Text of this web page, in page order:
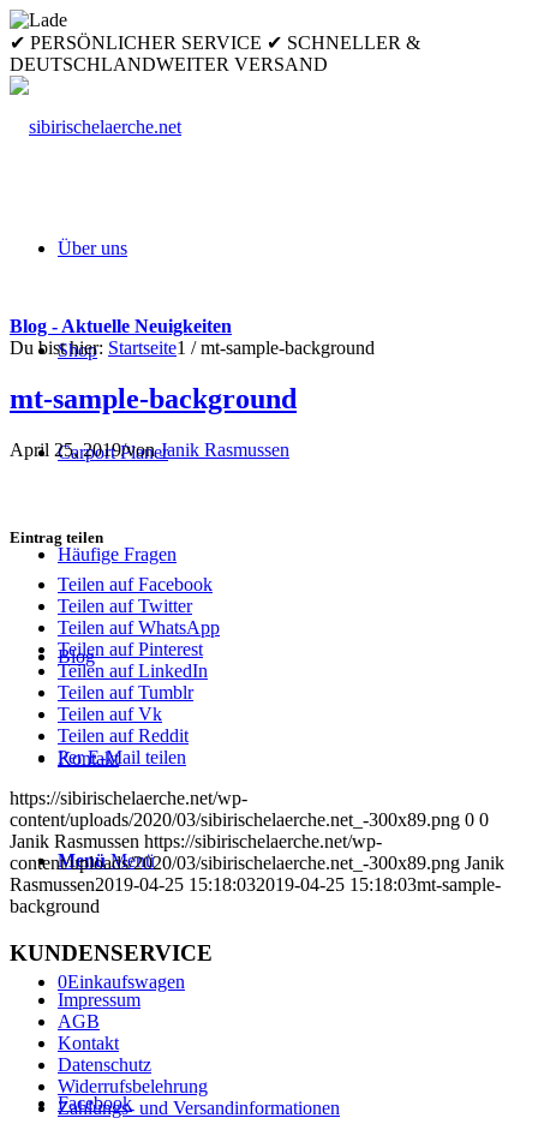
✔ PERSÖNLICHER SERVICE ✔ SCHNELLER &
DEUTSCHLANDWEITER VERSAND
Über uns
Shop
Carport Planer
Häufige Fragen
Blog
Kontakt
Menü Menü
0Einkaufswagen
Facebook
Blog - Aktuelle Neuigkeiten
Du bist hier: Startseite1 / mt-sample-background
mt-sample-background
April 25, 2019/vonJanik Rasmussen
Eintrag teilen
Teilen auf Facebook
Teilen auf Twitter
Teilen auf WhatsApp
Teilen auf Pinterest
Teilen auf LinkedIn
Teilen auf Tumblr
Teilen auf Vk
Teilen auf Reddit
Per E-Mail teilen
https://sibirischelaerche.net/wp-
content/uploads/2020/03/sibirischelaerche.net_-300x89.png 0 0
Janik Rasmussen https://sibirischelaerche.net/wp-
content/uploads/2020/03/sibirischelaerche.net_-300x89.png Janik
Rasmussen2019-04-25 15:18:032019-04-25 15:18:03mt-sample-
background
KUNDENSERVICE
Impressum
AGB
Kontakt
Datenschutz
Widerrufsbelehrung
Zahlungs- und Versandinformationen